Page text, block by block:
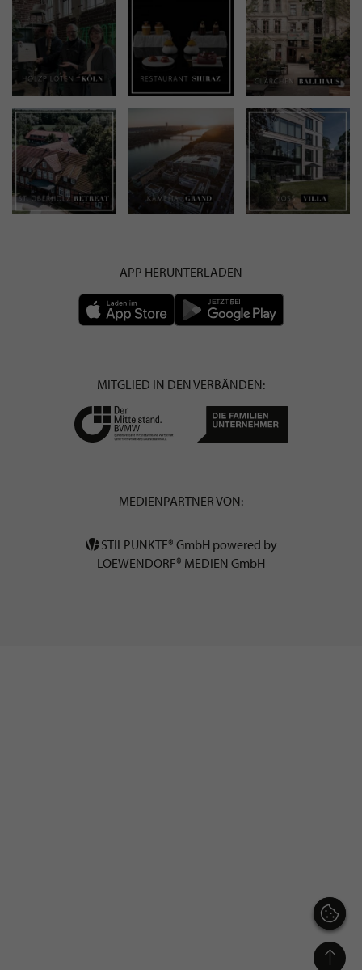
APP HERUNTERLADEN
MITGLIED IN DEN VERBÄNDEN:
MEDIENPARTNER VON:
STILPUNKTE® GmbH powered by
LOEWENDORF® MEDIEN GmbH